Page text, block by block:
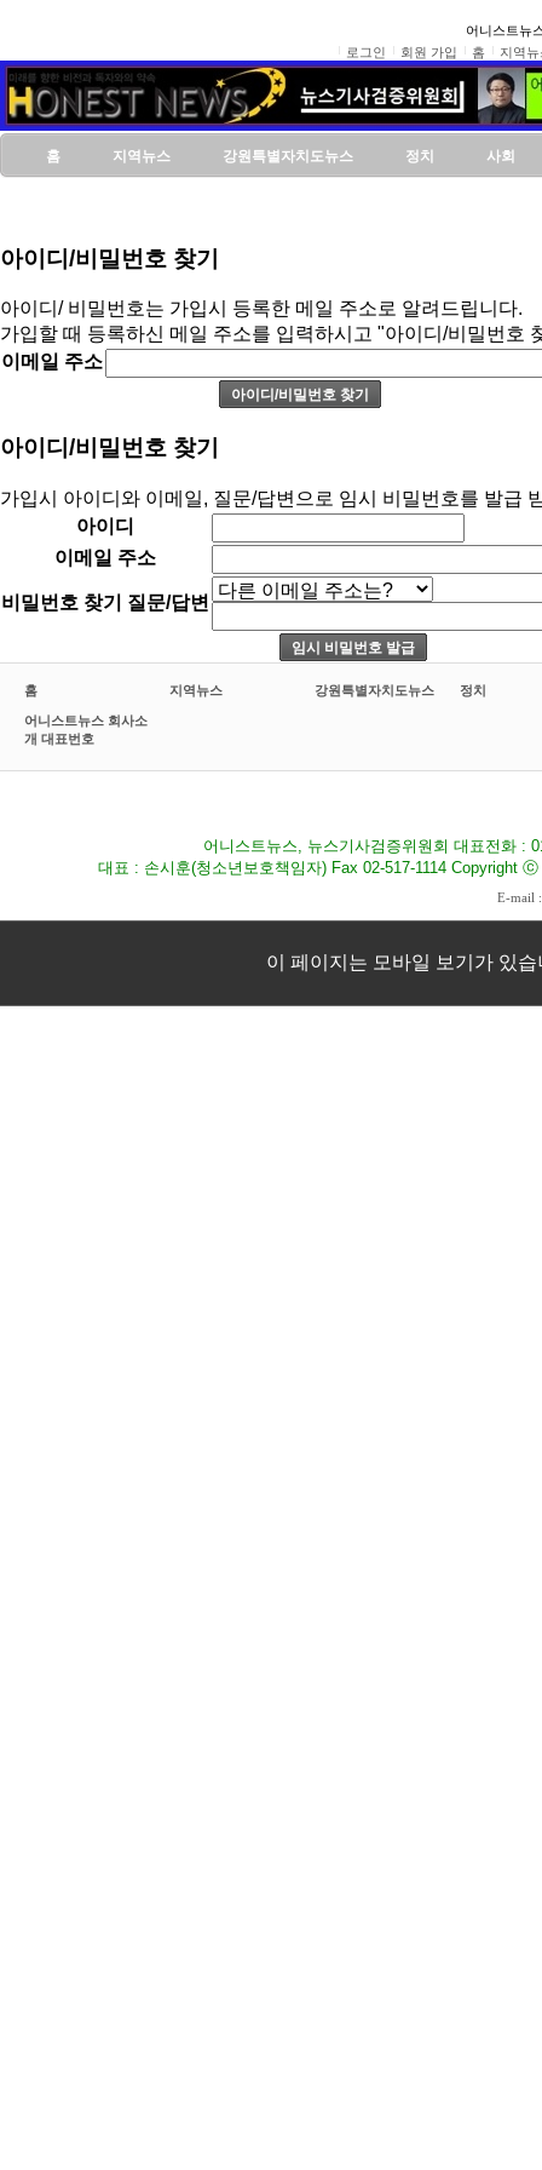
어니스트뉴
로그인
회원 가입 홈 지역뉴
홈 지역뉴스 강원특별자치도뉴스 정치 사회
아이디/비밀번호 찾기
아이디/ 비밀번호는 가입시 등록한 메일 주소로 알려드립니다.
가입할 때 등록하신 메일 주소를 입력하시고 "아이디/비밀번호
이메일 주소
아이디/비밀번호 찾기
가입시 아이디와 이메일, 질문/답변으로 임시 비밀번호를 발급
아이디
이메일 주소
비밀번호 찾기 질문/답변
홈 지역뉴스 강원특별자치도뉴스 정치
어니스트뉴스 회사소
개 대표번호
어니스트뉴스, 뉴스기사검증위원회 대표전화 :
대표 : 손시훈(청소년보호책임자) Fax 02-517-1114 Copyright
E-mail
이 페이지는 모바일 보기가 있